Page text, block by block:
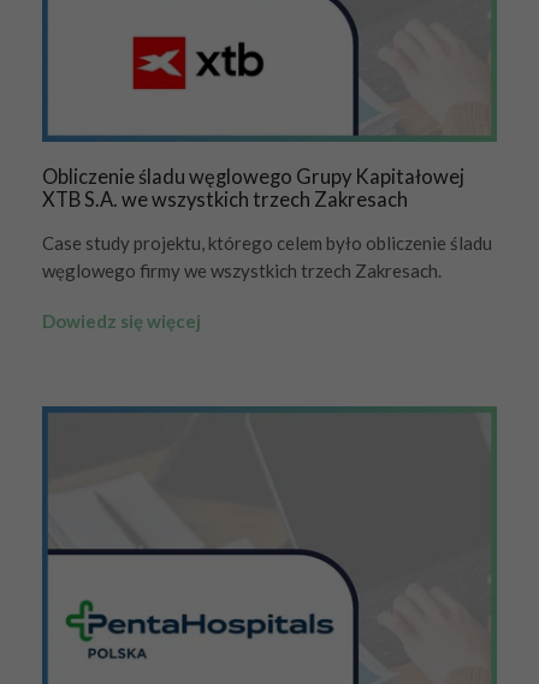
Obliczenie śladu węglowego Grupy Kapitałowej
XTB S.A. we wszystkich trzech Zakresach
Case study projektu, którego celem było obliczenie śladu
węglowego firmy we wszystkich trzech Zakresach.
Dowiedz się więcej